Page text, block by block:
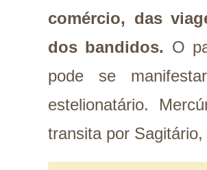
comércio, das
dos bandidos. O
pode se
estelionatário.
transita por